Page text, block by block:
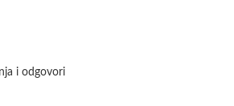
i odgovori